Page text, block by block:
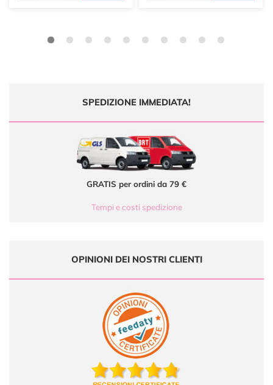
SPEDIZIONE IMMEDIATA!
GRATIS per ordini da 79 €
Tempi e costi spedizione
OPINIONI DEI NOSTRI CLIENTI